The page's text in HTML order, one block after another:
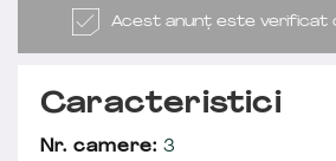
Acest anunț este verificat
Caracteristici
Nr. camere: 3